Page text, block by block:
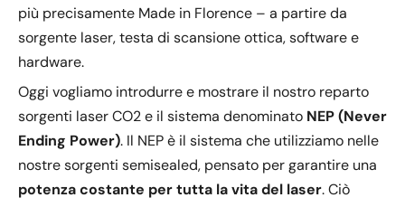
più precisamente Made in Florence – a partire da
sorgente laser, testa di scansione ottica, software e
hardware.
Oggi vogliamo introdurre e mostrare il nostro reparto
sorgenti laser CO2 e il sistema denominato NEP (Never
Ending Power). Il NEP è il sistema che utilizziamo nelle
nostre sorgenti semisealed, pensato per garantire una
potenza costante per tutta la vita del laser. Ciò